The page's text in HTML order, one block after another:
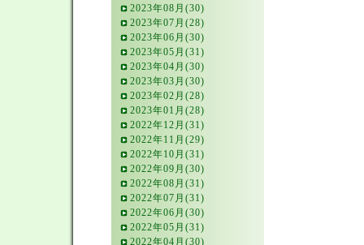
2023年08月(30)
2023年07月(28)
2023年06月(30)
2023年05月(31)
2023年04月(30)
2023年03月(30)
2023年02月(28)
2023年01月(28)
2022年12月(31)
2022年11月(29)
2022年10月(31)
2022年09月(30)
2022年08月(31)
2022年07月(31)
2022年06月(30)
2022年05月(31)
2022年04月(30)